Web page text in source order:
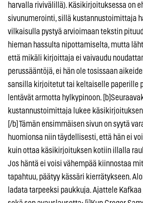
harvalla rivivälillä). Käsikirjoituksessa on
sivunumerointi, sillä kustannustoimittaja
vilkaisulla pystyä arvioimaan tekstin
hieman hassulta nipottamiselta, mutta
että mikäli kirjoittaja ei vaivaudu
perussääntöjä, ei hän ole tosissaan
sansilla kirjoitetut tai keltaiselle paperille
lentävät armotta hylkypinoon.
kustannustoimittaja lukee
[/b] Tämän ensimmäisen sivun on syytä
huomionsa niin täydellisesti, että hän ei
kuin ottaa käsikirjoituksen kotiin illalla
Jos häntä ei voisi vähempää kiinnostaa
tapahtuu, päätyy kässäri kierrätykseen.
ladata tarpeeksi paukkuja. Ajattele